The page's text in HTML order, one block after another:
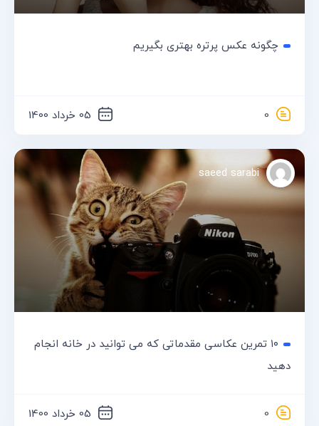
چگونه عکس پرتره بهتری بگیریم
0 05 خرداد 1400
saeed sarabi
۱۰ تمرین عکاسی مقدماتی که می توانید در خانه انجام
دهید
0 05 خرداد 1400